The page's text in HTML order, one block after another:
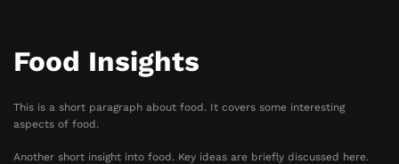
Food Insights
This is a short paragraph about food. It covers some interesting
aspects of food.
Another short insight into food. Key ideas are briefly discussed here.